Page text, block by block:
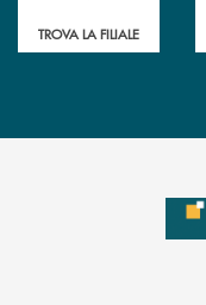
TROVA LA FILIALE